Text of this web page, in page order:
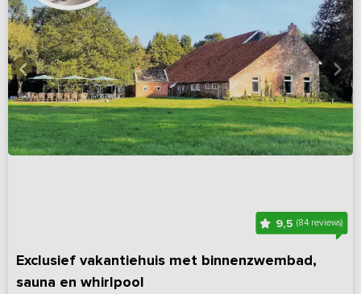
9,5(84 reviews)
Exclusief vakantiehuis met binnenzwembad,
sauna en whirlpool